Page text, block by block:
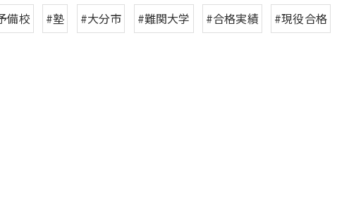
備校 #塾 #大分市 #難関大学 #合格実績 #現役合格